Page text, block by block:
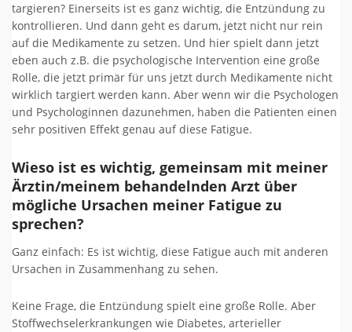
targieren? Einerseits ist es ganz wichtig, die Entzündung zu
kontrollieren. Und dann geht es darum, jetzt nicht nur rein
auf die Medikamente zu setzen. Und hier spielt dann jetzt
eben auch z.B. die psychologische Intervention eine große
Rolle, die jetzt primär für uns jetzt durch Medikamente nicht
wirklich targiert werden kann. Aber wenn wir die Psychologen
und Psychologinnen dazunehmen, haben die Patienten einen
sehr positiven Effekt genau auf diese Fatigue.
Wieso ist es wichtig, gemeinsam mit meiner
Ärztin/meinem behandelnden Arzt über
mögliche Ursachen meiner Fatigue zu
sprechen?
Ganz einfach: Es ist wichtig, diese Fatigue auch mit anderen
Ursachen in Zusammenhang zu sehen.
Keine Frage, die Entzündung spielt eine große Rolle. Aber
Stoffwechselerkrankungen wie Diabetes, arterieller